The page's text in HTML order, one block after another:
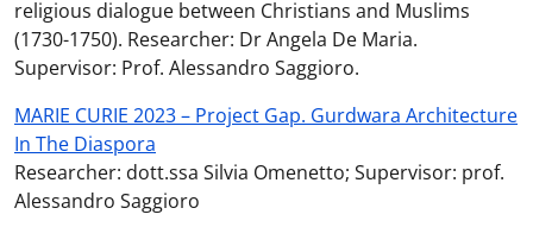
religious dialogue between Christians and Muslims
(1730-1750). Researcher: Dr Angela De Maria.
Supervisor: Prof. Alessandro Saggioro.
MARIE CURIE 2023 – Project Gap. Gurdwara Architecture
In The Diaspora
Researcher: dott.ssa Silvia Omenetto; Supervisor: prof.
Alessandro Saggioro